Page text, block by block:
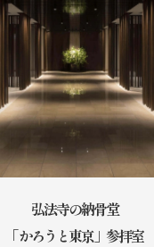
弘法寺の納骨堂
「かろうと東京」参拝室